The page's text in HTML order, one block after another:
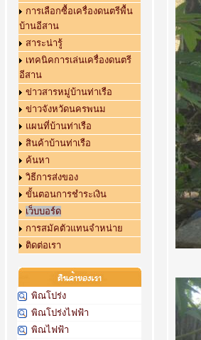
การเลือกซื้อเครื่องดนตรีพื้น
บ้านอีสาน
สาระน่ารู้
เทคนิคการเล่นเครื่องดนตรี
อีสาน
ข่าวสารหมู่บ้านท่าเรือ
ข่าวจังหวัดนครพนม
แผนที่บ้านท่าเรือ
สินค้าบ้านท่าเรือ
ค้นหา
วิธีการส่งของ
ขั้นตอนการชำระเงิน
เว็บบอร์ด
การสมัคตัวแทนจำหน่าย
ติดต่อเรา
พิณโปร่ง
พิณโปร่งไฟฟ้า
พิณไฟฟ้า